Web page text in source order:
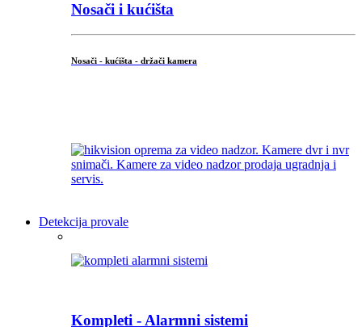
Nosači i kućišta
Nosači - kućišta - držači kamera
Detekcija provale
Kompleti - Alarmni sistemi